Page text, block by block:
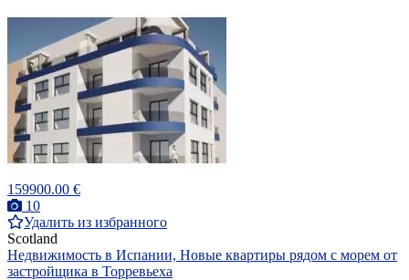
159900.00 €
10
Удалить из избранного
Scotland
Недвижимость в Испании, Новые квартиры рядом с морем от
застройщика в Торревьеха